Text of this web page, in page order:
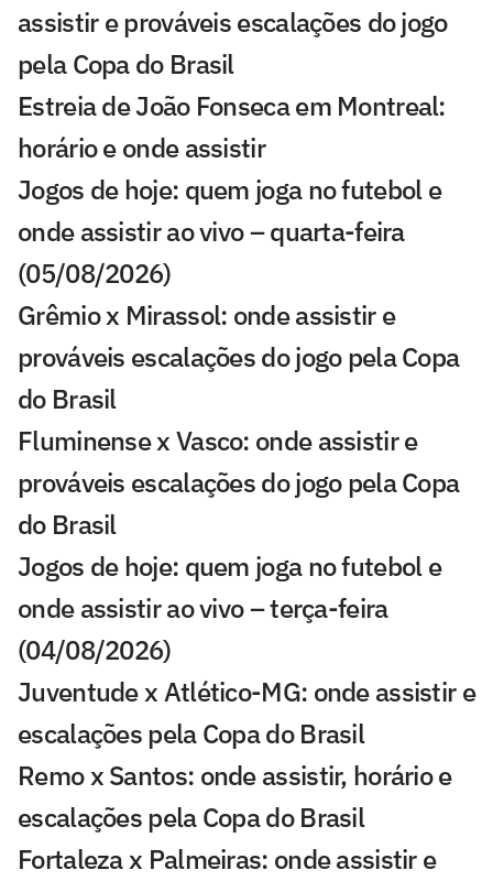
assistir e prováveis escalações do jogo
pela Copa do Brasil
Estreia de João Fonseca em Montreal:
horário e onde assistir
Jogos de hoje: quem joga no futebol e
onde assistir ao vivo – quarta-feira
(05/08/2026)
Grêmio x Mirassol: onde assistir e
prováveis escalações do jogo pela Copa
do Brasil
Fluminense x Vasco: onde assistir e
prováveis escalações do jogo pela Copa
do Brasil
Jogos de hoje: quem joga no futebol e
onde assistir ao vivo – terça-feira
(04/08/2026)
Juventude x Atlético-MG: onde assistir e
escalações pela Copa do Brasil
Remo x Santos: onde assistir, horário e
escalações pela Copa do Brasil
Fortaleza x Palmeiras: onde assistir e